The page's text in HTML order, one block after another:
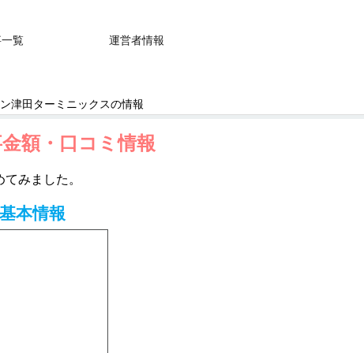
覧 運営者情報
津田ターミニックスの情報
額・口コミ情報
みました。
本情報